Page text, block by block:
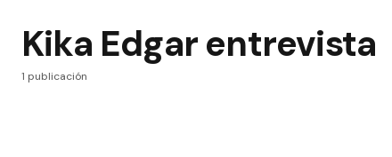
Kika Edgar entrevista
1 publicación